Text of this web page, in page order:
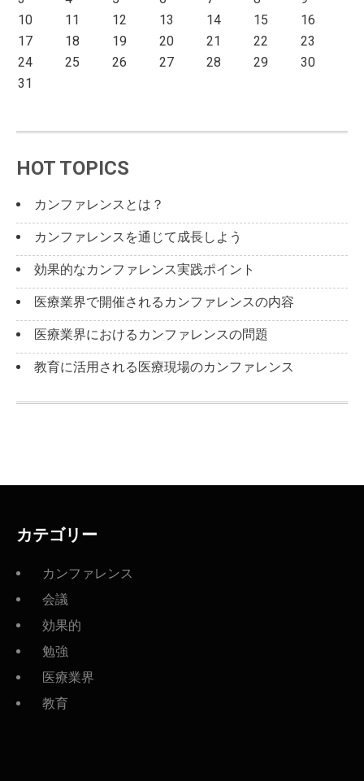
10
11 12 13 14 15
16
17
18 19 20 21 22
23
24
25 26 27 28 29
30
31
HOT TOPICS
カンファレンスとは？
カンファレンスを通じて成長しよう
効果的なカンファレンス実践ポイント
医療業界で開催されるカンファレンスの内容
医療業界におけるカンファレンスの問題
教育に活用される医療現場のカンファレンス
カテゴリー
カンファレンス
会議
効果的
勉強
医療業界
教育